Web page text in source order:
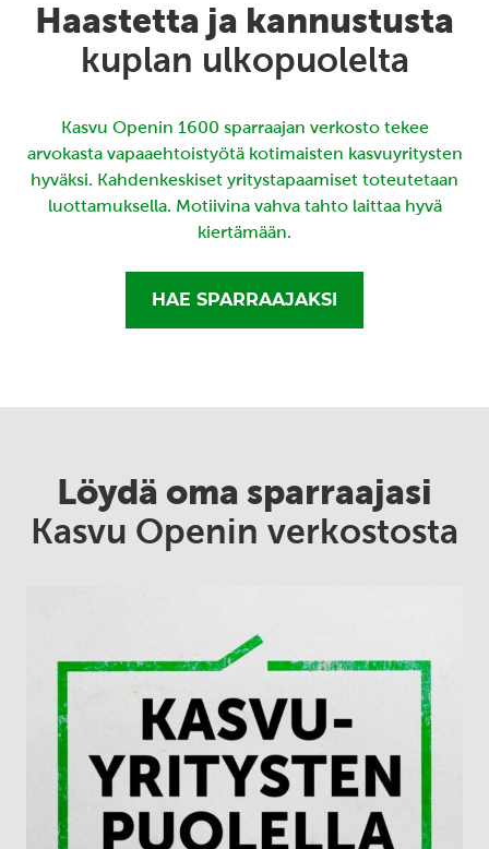
Haastetta ja kannustusta
kuplan ulkopuolelta
Kasvu Openin 1600 sparraajan verkosto tekee
arvokasta vapaaehtoistyötä kotimaisten kasvuyritysten
hyväksi. Kahdenkeskiset yritystapaamiset toteutetaan
luottamuksella. Motiivina vahva tahto laittaa hyvä
kiertämään.
HAE SPARRAAJAKSI
Löydä oma sparraajasi
Kasvu Openin verkostosta